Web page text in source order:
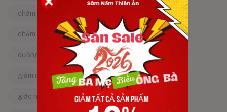
chăm sóc da
chăm sóc sức khỏe tự nhiên chống lão hóa
dưỡng da tự nhiên dưỡng sinh
giảm căng thẳng giảm stress
giấc ngủ ngon kinh nghiệm dân gian